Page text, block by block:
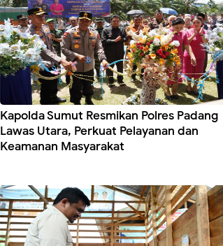
Kapolda Sumut Resmikan Polres Padang
Lawas Utara, Perkuat Pelayanan dan
Keamanan Masyarakat